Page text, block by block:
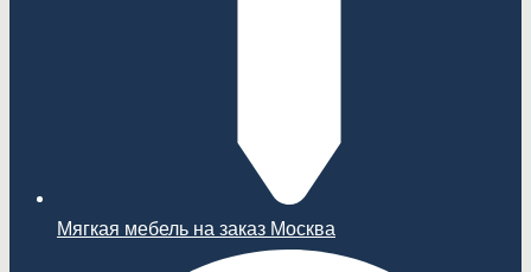
Мягкая мебель на заказ Москва